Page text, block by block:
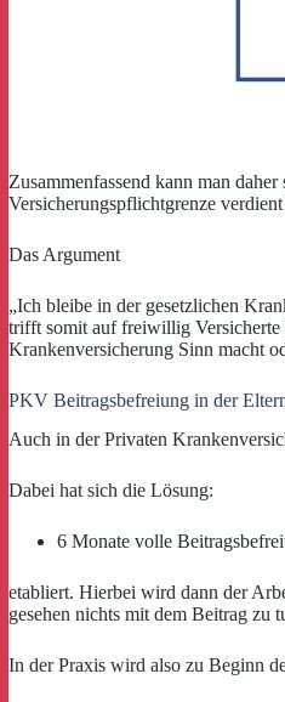
Zusammenfassend kann man
Versicherungspflichtgrenze
Das Argument
„Ich bleibe in der gesetzlichen
trifft somit auf freiwillig Versicherte
Krankenversicherung Sinn macht
PKV Beitragsbefreiung in der
Auch in der Privaten
Dabei hat sich die Lösung:
6 Monate volle
etabliert. Hierbei wird dann der
gesehen nichts mit dem Beitrag zu
In der Praxis wird also zu Beginn